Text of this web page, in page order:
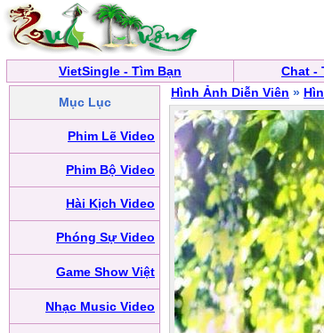
VietSingle - Tìm Bạn Chat -
Mục Lục
Phim Lẽ Video
Phim Bộ Video
Hài Kịch Video
Phóng Sự Video
Game Show Việt
Nhạc Music Video
Hình Ảnh Diễn Viên »